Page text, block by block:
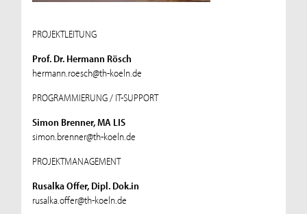
PROJEKTLEITUNG
Prof. Dr. Hermann Rösch
hermann.roesch@th-koeln.de
PROGRAMMIERUNG / IT-SUPPORT
Simon Brenner, MA LIS
simon.brenner@th-koeln.de
PROJEKTMANAGEMENT
Rusalka Offer, Dipl. Dok.in
rusalka.offer@th-koeln.de